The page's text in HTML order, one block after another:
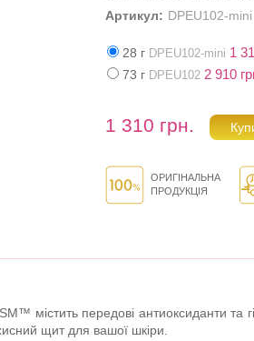
Артикул: DPEU102-
28 г DPEU102-mini 1
73 г DPEU102 2 910
1 310 грн.
ОРИГІНАЛЬНА
ПРОДУКЦІЯ
містить передові антиоксиданти та
щит для вашої шкіри.